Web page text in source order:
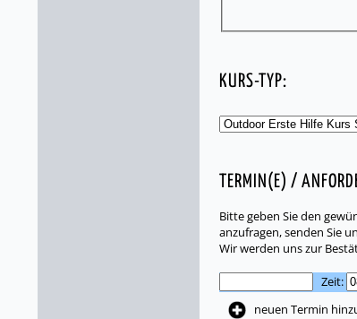
KURS-TYP:
TERMIN(E) /
Bitte geben Sie den
anzufragen, senden Sie
Wir werden uns zur
Zeit:
neuen Termin